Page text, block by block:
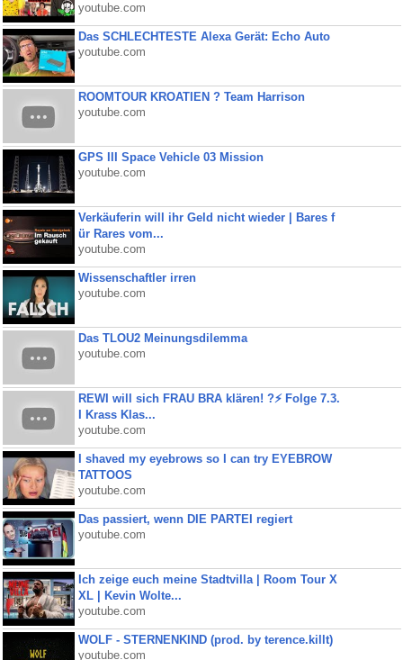
youtube.com
Das SCHLECHTESTE Alexa Gerät: Echo Auto
youtube.com
ROOMTOUR KROATIEN ? Team Harrison
youtube.com
GPS III Space Vehicle 03 Mission
youtube.com
Verkäuferin will ihr Geld nicht wieder | Bares f
ür Rares vom...
youtube.com
Wissenschaftler irren
youtube.com
Das TLOU2 Meinungsdilemma
youtube.com
REWI will sich FRAU BRA klären! ?⚡️ Folge 7.3.
I Krass Klas...
youtube.com
I shaved my eyebrows so I can try EYEBROW
TATTOOS
youtube.com
Das passiert, wenn DIE PARTEI regiert
youtube.com
Ich zeige euch meine Stadtvilla | Room Tour X
XL | Kevin Wolte...
youtube.com
WOLF - STERNENKIND (prod. by terence.killt)
youtube.com